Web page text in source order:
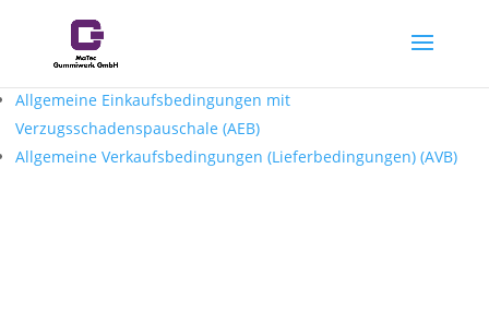
Allgemeine Einkaufsbedingungen mit
Verzugsschadenspauschale (AEB)
Allgemeine Verkaufsbedingungen (Lieferbedingungen) (AVB)